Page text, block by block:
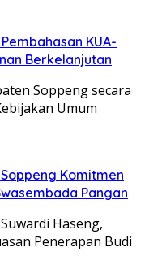
KUA-
Berkelanjutan
Soppeng secara
Umum
Komitmen
Pangan
Haseng,
Penerapan Budi